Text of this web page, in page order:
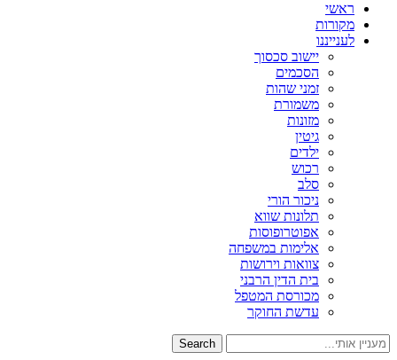
ראשי
מקורות
לענייננו
יישוב סכסוך
הסכמים
זמני שהות
משמורת
מזונות
גיטין
ילדים
רכוש
סלב
ניכור הורי
תלונות שווא
אפוטרופוסות
אלימות במשפחה
צוואות וירושות
בית הדין הרבני
מכורסת המטפל
עדשת החוקר
Search